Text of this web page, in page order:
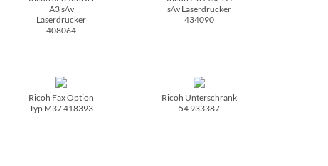
A3 s/­w
Laserdrucker
408064
s/­w Laserdrucker
434090
Ricoh Fax Option
Typ M37 418393
Ricoh Unterschrank
54 933387